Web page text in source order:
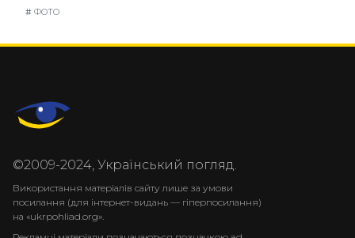
# ФОТО
©2009-2024, Український погляд.
Використання матеріалів сайту лише за умови
посилання (для інтернет-видань — гіперпосилання)
на «ukrpohliad.org».